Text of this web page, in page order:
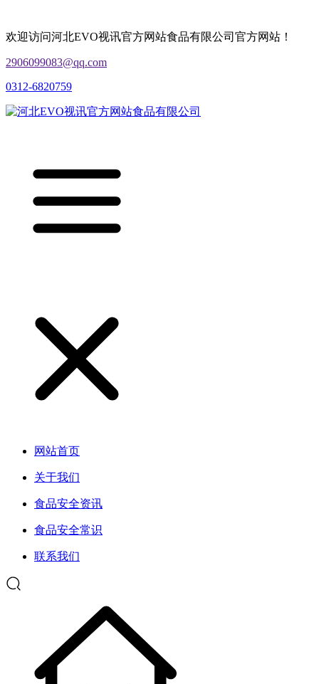
欢迎访问河北EVO视讯官方网站食品有限公司官方网站！
2906099083@qq.com
0312-6820759
网站首页
关于我们
食品安全资讯
食品安全常识
联系我们